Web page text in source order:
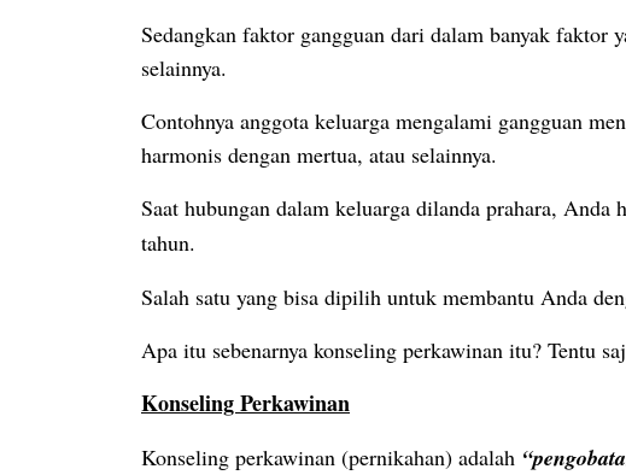
Sedangkan faktor gangguan dari dalam banyak faktor
selainnya.
Contohnya anggota keluarga mengalami gangguan
harmonis dengan mertua, atau selainnya.
Saat hubungan dalam keluarga dilanda prahara,
tahun.
Salah satu yang bisa dipilih untuk membantu Anda
Apa itu sebenarnya konseling perkawinan itu? Tentu
Konseling Perkawinan
Konseling perkawinan (pernikahan) adalah